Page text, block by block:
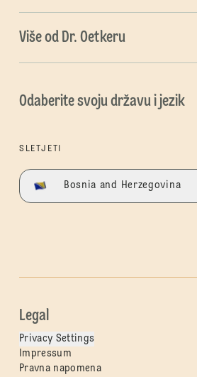
Više od Dr. Oetkeru
Odaberite svoju državu i jezik
SLETJETI
Bosnia and Herzegovina
Legal
Privacy Settings
Impressum
Pravna napomena